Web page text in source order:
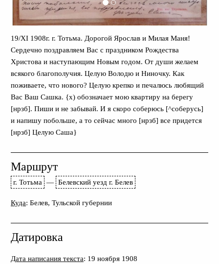
19/XI 1908г. г. Тотьма. Дорогой Ярослав и Милая Маня!
Сердечно поздравляем Вас с праздником Рождества
Христова и наступающим Новым годом. От души желаем
всякого благополучия. Целую Володю и Ниночку. Как
поживаете, что нового? Целую крепко и печалюсь любящий
Вас Ваш Сашка. {х) обозначает мою квартиру на берегу
[нрзб]. Пиши и не забывай. И я скоро соберюсь [^соберусь]
и напишу побольше, а то сейчас много [нрзб] все придется
[нрзб] Целую Саша}
Маршрут
г. Тотьма — Белевский уезд г. Белев
Куда: Белев, Тульской губернии
Датировка
Дата написания текста: 19 ноября 1908